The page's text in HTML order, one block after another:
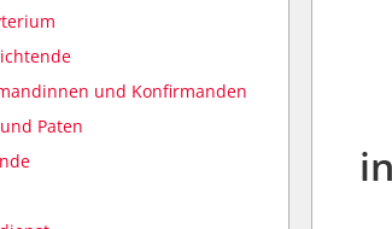
und Konfirmanden
Paten